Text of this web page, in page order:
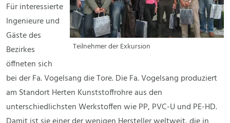
Teilnehmer der Exkursion
Für interessierte
Ingenieure und
Gäste des
Bezirkes
öffneten sich
bei der Fa. Vogelsang die Tore. Die Fa. Vogelsang produziert
am Standort Herten Kunststoffrohre aus den
unterschiedlichsten Werkstoffen wie PP, PVC-U und PE-HD.